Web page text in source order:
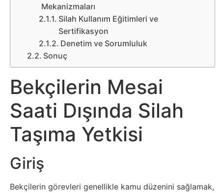
Film
Diğer
Sosyal
Din
Dokümanlar
Download
Mekanizmaları
Silah Kullanım Eğitimleri ve
Sertifikasyon
Denetim ve Sorumluluk
Sonuç
Bekçilerin Mesai
Saati Dışında Silah
Taşıma Yetkisi
Giriş
Bekçilerin görevleri genellikle kamu düzenini sağlamak,